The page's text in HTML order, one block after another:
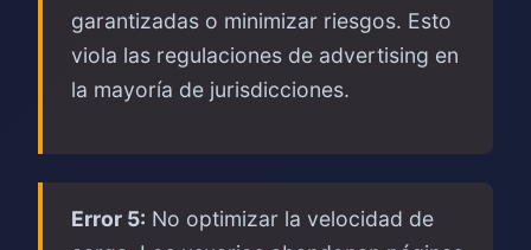
garantizadas o minimizar riesgos. Esto
viola las regulaciones de advertising en
la mayoría de jurisdicciones.
Error 5: No optimizar la velocidad de